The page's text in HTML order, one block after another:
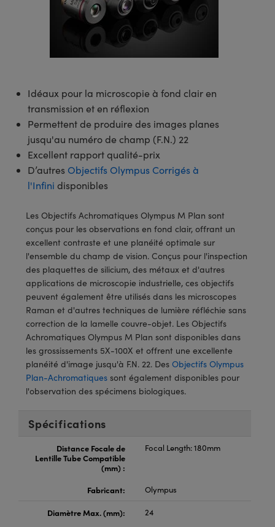
Optiques de SCHOTT
Optiques Traités par
Ionique
Diffractifs (DOE)
Optiques
de Faisceaux Laser
Microscopie Laser
Laser
Optomécaniques
: Optomécanique
de Microscopie
la Microscopie
Modulaires Zoom
Micromètres
de Microscopie
ou Coupleurs
de Poche ou à Mesure Directe
: Microscopie
Cinématographique et
et Composants
pour Caméras
: Caméras
: Laboratoire et
par cohérence optique
Development Systems
Optiques Lightpath
Labs™
Optiques de SCHOTT
: Laboratoire et
de Série: Mires
de Série: Test et Détection
Test et Détection
: Laboratoire ou
Idéaux pour la microscopie à fond clair en
transmission et en réflexion
Permettent de produire des images planes
jusqu'au numéro de champ (F.N.) 22
Excellent rapport qualité-prix
D’autres Objectifs Olympus Corrigés à
l'Infini disponibles
Les Objectifs Achromatiques Olympus M Plan sont
conçus pour les observations en fond clair, offrant un
excellent contraste et une planéité optimale sur
l'ensemble du champ de vision. Conçus pour l'inspection
des plaquettes de silicium, des métaux et d'autres
applications de microscopie industrielle, ces objectifs
peuvent également être utilisés dans les microscopes
Raman et d'autres techniques de lumière réfléchie sans
correction de la lamelle couvre-objet. Les Objectifs
Achromatiques Olympus M Plan sont disponibles dans
les grossissements 5X-100X et offrent une excellente
planéité d'image jusqu'à F.N. 22. Des Objectifs Olympus
Plan-Achromatiques sont également disponibles pour
l'observation des spécimens biologiques.
Spécifications
Distance Focale de
Lentille Tube Compatible
(mm) :
Focal Length: 180mm
Fabricant: Olympus
Diamètre Max. (mm):
24